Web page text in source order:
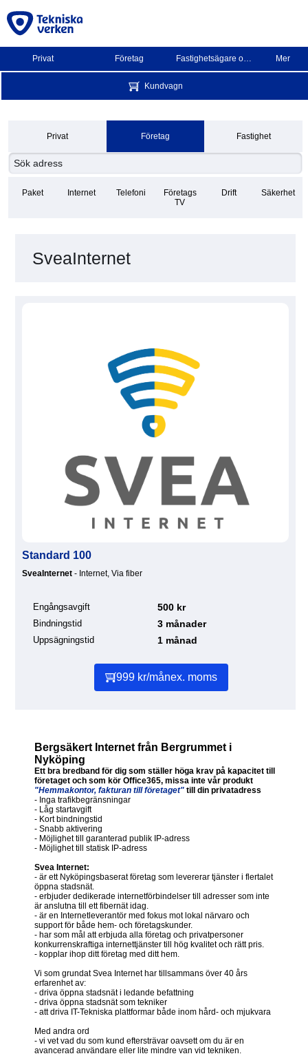
Privat Företag Fastighetsägare och BRF Mer
Kundvagn
Privat Företag Fastighet
Paket Internet Telefoni
Företags
TV
Drift Säkerhet
SveaInternet
Standard 100
SveaInternet - Internet, Via fiber
Engångsavgift 500 kr
Bindningstid 3 månader
Uppsägningstid 1 månad
999 kr/månex. moms
Bergsäkert Internet från Bergrummet i
Nyköping
Ett bra bredband för dig som ställer höga krav på kapacitet till
företaget och som kör Office365, missa inte vår produkt
"Hemmakontor, fakturan till företaget" till din privatadress
- Inga trafikbegränsningar
- Låg startavgift
- Kort bindningstid
- Snabb aktivering
- Möjlighet till garanterad publik IP-adress
- Möjlighet till statisk IP-adress
Svea Internet:
- är ett Nyköpingsbaserat företag som levererar tjänster i flertalet
öppna stadsnät.
- erbjuder dedikerade internetförbindelser till adresser som inte
är anslutna till ett fibernät idag.
- är en Internetleverantör med fokus mot lokal närvaro och
support för både hem- och företagskunder.
- har som mål att erbjuda alla företag och privatpersoner
konkurrenskraftiga internettjänster till hög kvalitet och rätt pris.
- kopplar ihop ditt företag med ditt hem.
Vi som grundat Svea Internet har tillsammans över 40 års
erfarenhet av:
- driva öppna stadsnät i ledande befattning
- driva öppna stadsnät som tekniker
- att driva IT-Tekniska plattformar både inom hård- och mjukvara
Med andra ord
- vi vet vad du som kund eftersträvar oavsett om du är en
avancerad användare eller lite mindre van vid tekniken.